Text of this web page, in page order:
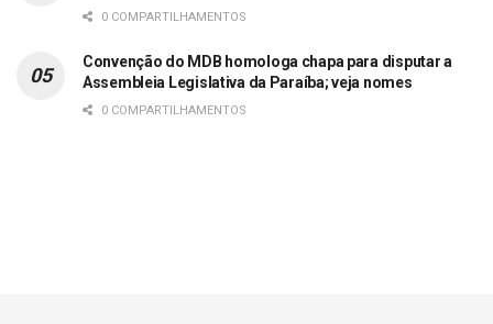
0 COMPARTILHAMENTOS
Convenção do MDB homologa chapa para disputar a
Assembleia Legislativa da Paraíba; veja nomes
0 COMPARTILHAMENTOS